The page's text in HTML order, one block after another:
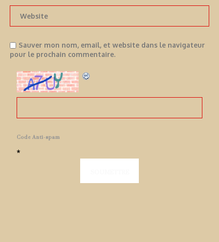
Sauver mon nom, email, et website dans le navigateur
pour le prochain commentaire.
Code Anti-spam
*